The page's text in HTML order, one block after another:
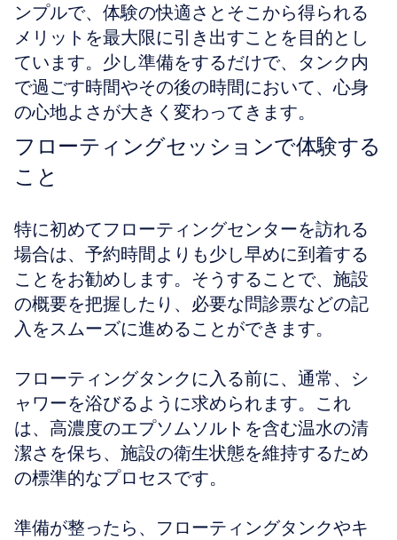
ンプルで、体験の快適さとそこから得られる
メリットを最大限に引き出すことを目的とし
ています。少し準備をするだけで、タンク内
で過ごす時間やその後の時間において、心身
の心地よさが大きく変わってきます。
フローティングセッションで体験する
こと
特に初めてフローティングセンターを訪れる
場合は、予約時間よりも少し早めに到着する
ことをお勧めします。そうすることで、施設
の概要を把握したり、必要な問診票などの記
入をスムーズに進めることができます。
フローティングタンクに入る前に、通常、シ
ャワーを浴びるように求められます。これ
は、高濃度のエプソムソルトを含む温水の清
潔さを保ち、施設の衛生状態を維持するため
の標準的なプロセスです。
準備が整ったら、フローティングタンクやキ